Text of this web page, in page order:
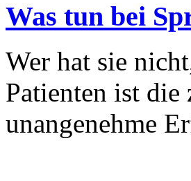
Was tun bei
Wer hat sie
Patienten ist die
unangenehme